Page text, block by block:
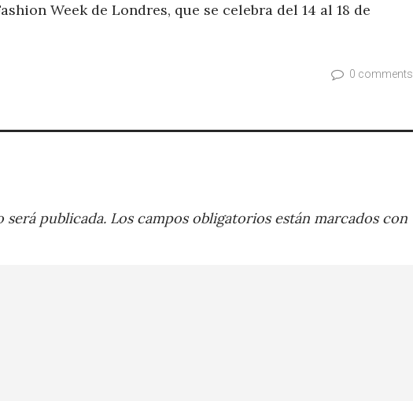
Week de Londres, que se celebra del 14 al 18 de
0 comments
publicada. Los campos obligatorios están marcados con